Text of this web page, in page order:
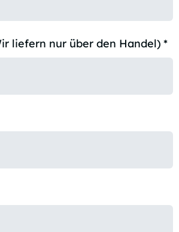
liefern nur über den Handel) *